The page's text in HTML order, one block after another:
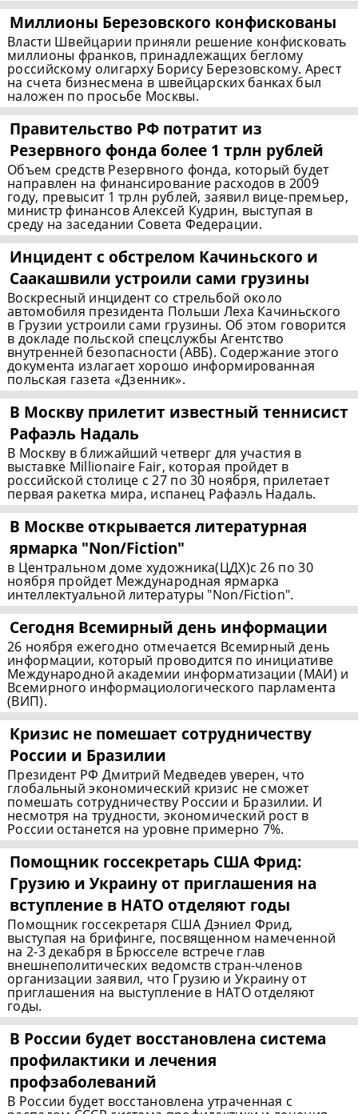
Миллионы Березовского конфискованы
Власти Швейцарии приняли решение конфисковать
миллионы франков, принадлежащих беглому
российскому олигарху Борису Березовскому. Арест
на счета бизнесмена в швейцарских банках был
наложен по просьбе Москвы.
Правительство РФ потратит из
Резервного фонда более 1 трлн рублей
Объем средств Резервного фонда, который будет
направлен на финансирование расходов в 2009
году, превысит 1 трлн рублей, заявил вице-премьер,
министр финансов Алексей Кудрин, выступая в
среду на заседании Совета Федерации.
Инцидент с обстрелом Качиньского и
Саакашвили устроили сами грузины
Воскресный инцидент со стрельбой около
автомобиля президента Польши Леха Качиньского
в Грузии устроили сами грузины. Об этом говорится
в докладе польской спецслужбы Агентство
внутренней безопасности (АВБ). Содержание этого
документа излагает хорошо информированная
польская газета «Дзенник».
В Москву прилетит известный теннисист
Рафаэль Надаль
В Москву в ближайший четверг для участия в
выставке Millionaire Fair, которая пройдет в
российской столице с 27 по 30 ноября, прилетает
первая ракетка мира, испанец Рафаэль Надаль.
В Москве открывается литературная
ярмарка "Non/Fiction"
в Центральном доме художника(ЦДХ)с 26 по 30
ноября пройдет Международная ярмарка
интеллектуальной литературы "Non/Fiction".
Сегодня Всемирный день информации
26 ноября ежегодно отмечается Всемирный день
информации, который проводится по инициативе
Международной академии информатизации (МАИ) и
Всемирного информациологического парламента
(ВИП).
Кризис не помешает сотрудничеству
России и Бразилии
Президент РФ Дмитрий Медведев уверен, что
глобальный экономический кризис не сможет
помешать сотрудничеству России и Бразилии. И
несмотря на трудности, экономический рост в
России останется на уровне примерно 7%.
Помощник госсекретарь США Фрид:
Грузию и Украину от приглашения на
вступление в НАТО отделяют годы
Помощник госсекретаря США Дэниел Фрид,
выступая на брифинге, посвященном намеченной
на 2-3 декабря в Брюсселе встрече глав
внешнеполитических ведомств стран-членов
организации заявил, что Грузию и Украину от
приглашения на выступление в НАТО отделяют
годы.
В России будет восстановлена система
профилактики и лечения
профзаболеваний
В России будет восстановлена утраченная с